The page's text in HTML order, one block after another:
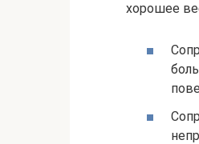
хорошее